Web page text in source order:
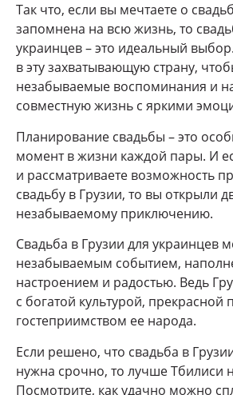
Так что, если вы мечтаете о
запомнена на всю жизнь, то
украинцев – это идеальный
в эту захватывающую страну,
незабываемые воспоминания и
совместную жизнь с яркими
Планирование свадьбы – это
момент в жизни каждой пары. И
и рассматриваете возможность
свадьбу в Грузии, то вы открыли
незабываемому приключению.
Свадьба в Грузии для украинцев
незабываемым событием,
настроением и радостью. Ведь
с богатой культурой, прекрасной
гостеприимством ее народа.
Если решено, что свадьба в
нужна срочно, то лучше Тбилиси
Посмотрите, как удачно можно